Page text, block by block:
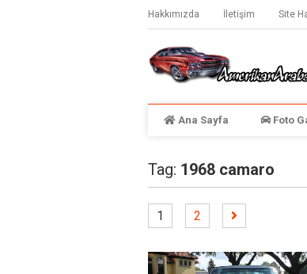
Hakkımızda İletişim Site
Ana Sayfa Foto
Tag: 1968 camaro
1 2